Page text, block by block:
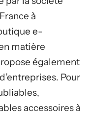
à
e-
matière
également
Pour
accessoires à